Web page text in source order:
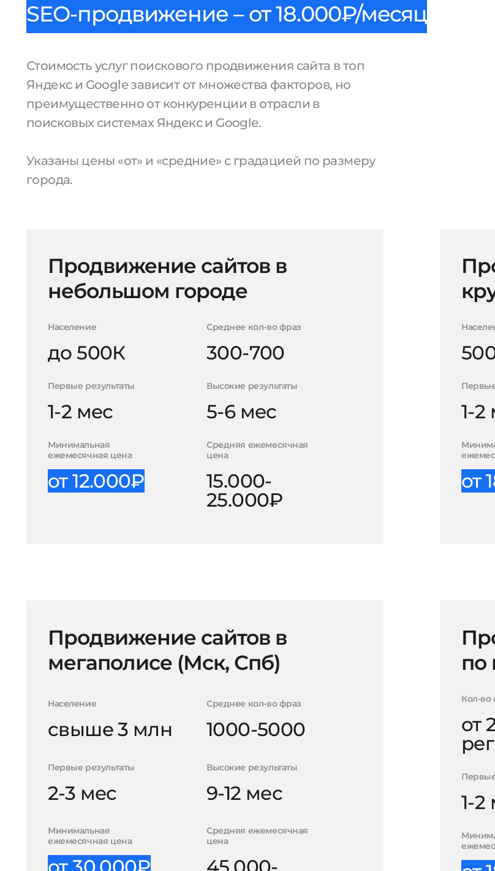
SEO-продвижение – от 18.000₽/месяц
Стоимость услуг поискового продвижения сайта в топ
Яндекс и Google зависит от множества факторов, но
преимущественно от конкуренции в отрасли в
поисковых системах Яндекс и Google.
Указаны цены «от» и «средние» с градацией по размеру
города.
Продвижение сайтов в
небольшом городе
Население
до 500К
Среднее кол-во фраз
300-700
Первые результаты
1-2 мес
Высокие результаты
5-6 мес
Минимальная
ежемесячная цена
от 12.000₽
Средняя ежемесячная
цена
15.000-
25.000₽
1-2
от
Продвижение сайтов в
мегаполисе (Мск, Спб)
Население
свыше 3 млн
Среднее кол-во фраз
1000-5000
Первые результаты
2-3 мес
Высокие результаты
9-12 мес
Минимальная
ежемесячная цена
Средняя ежемесячная
цена
по
Кол-во
от
1-2